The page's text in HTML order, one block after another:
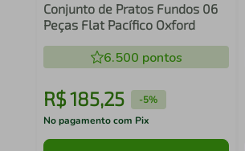
Conjunto de Pratos Fundos 06
Peças Flat Pacífico Oxford
6.500 pontos
R$185,25 -5%
No pagamento com Pix